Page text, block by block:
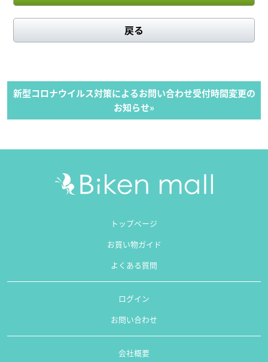
戻る
新型コロナウイルス対策によるお問い合わせ受付時間変更の
お知らせ»
トップページ
お買い物ガイド
よくある質問
ログイン
お問い合わせ
会社概要